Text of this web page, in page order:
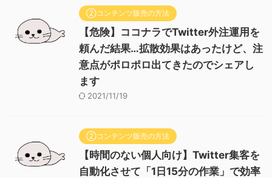
②コンテンツ販売の方法
【危険】ココナラでTwitter外注運用を
頼んだ結果…拡散効果はあったけど、注
意点がポロポロ出てきたのでシェアし
ます
2021/11/19
②コンテンツ販売の方法
【時間のない個人向け】Twitter集客を
自動化させて「1日15分の作業」で効率